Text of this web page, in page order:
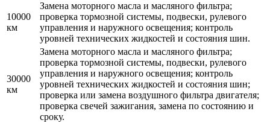
10000
км
Замена моторного масла и масляного фильтра;
проверка тормозной системы, подвески, рулевого
управления и наружного освещения; контроль
уровней технических жидкостей и состояния шин.
30000
км
Замена моторного масла и масляного фильтра;
проверка тормозной системы, подвески, рулевого
управления и наружного освещения; контроль
уровней технических жидкостей и состояния шин;
проверка или замена воздушного фильтра двигателя;
проверка свечей зажигания, замена по состоянию и
сроку.